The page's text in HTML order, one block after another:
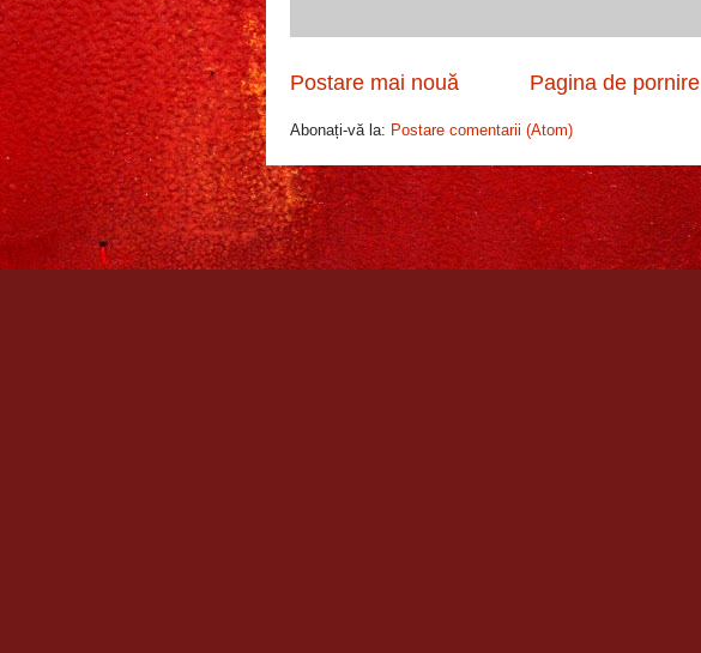
Postare mai nouă Pagina de pornire
Abonați-vă la: Postare comentarii (Atom)